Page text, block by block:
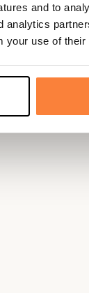
and to
analytics
your use of